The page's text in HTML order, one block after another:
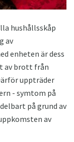
hushållsskåp
av
enheten är dess
av brott från
uppträder
- symtom på
på grund av
av